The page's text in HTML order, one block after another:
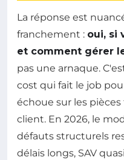
La réponse est
franchement : oui, si
et comment gérer
pas une arnaque.
cost qui fait le job
échoue sur les
client. En 2026, le
défauts structurels
délais longs, SAV